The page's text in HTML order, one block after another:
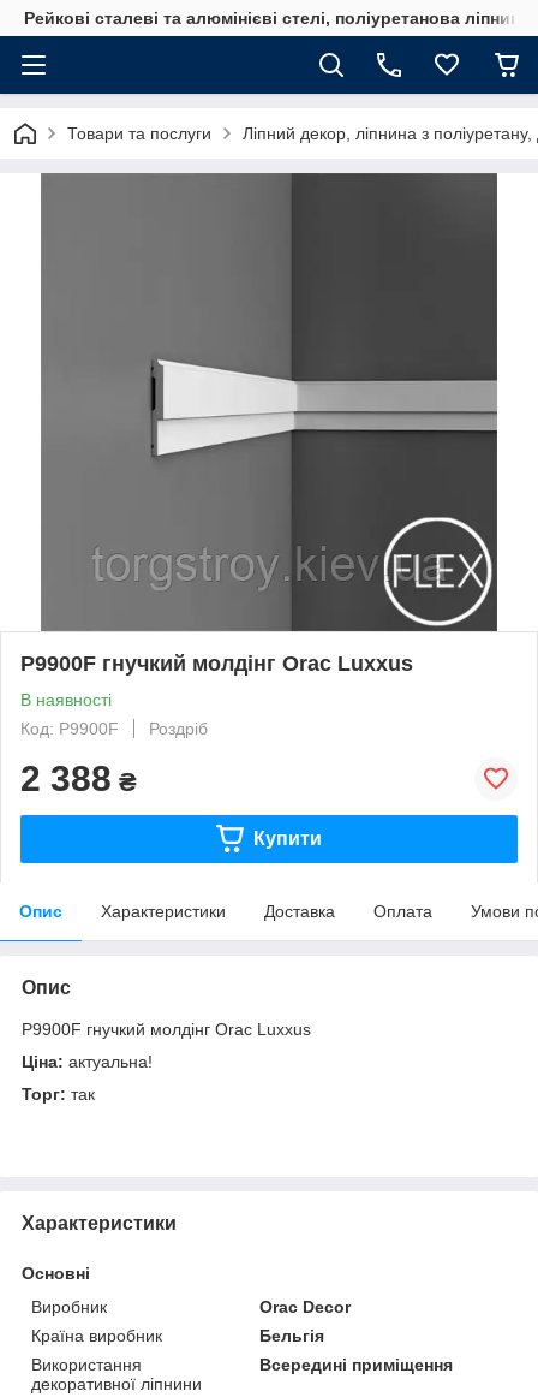
Рейкові сталеві та алюмінієві стелі, поліуретанова
Товари та послуги Ліпний декор, ліпнина з
P9900F гнучкий молдінг Orac Luxxus
В наявності
Код: P9900F
Роздріб
2 388 ₴
Купити
Опис Характеристики Доставка Оплата Умови
Опис
P9900F гнучкий молдінг Orac Luxxus
Ціна: актуальна!
Торг: так
Характеристики
Основні
Виробник
Orac Decor
Країна виробник
Бельгія
Використання
декоративної ліпнини
Всередині приміщення